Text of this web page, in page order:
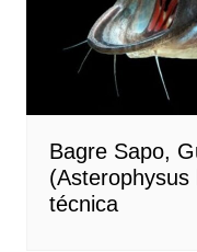
Bagre Sapo,
técnica